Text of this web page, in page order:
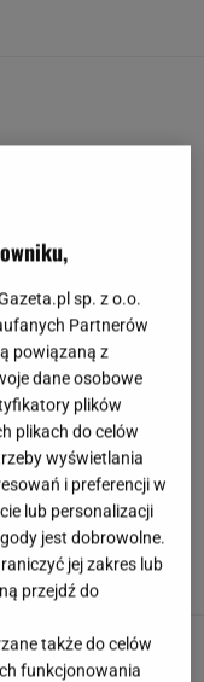
upały w
zajrzałam do
warte krocie
sp. z o.o.
Partnerów
powiązaną z
dane osobowe
plików
plikach do celów
wyświetlania
i preferencji w
lub personalizacji
jest dobrowolne.
jej zakres lub
przejdź do
także do celów
funkcjonowania